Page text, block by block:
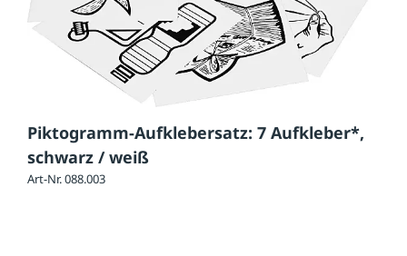
Piktogramm-Aufklebersatz: 7 Aufkleber*,
schwarz / weiß
Art-Nr. 088.003